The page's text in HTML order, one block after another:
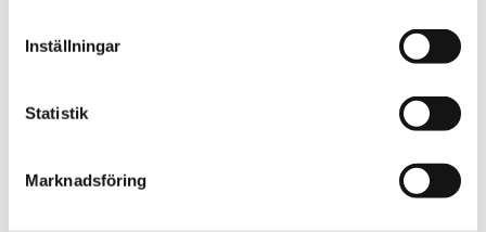
Inställningar
Statistik
Marknadsföring
effektkvalitet och den typiska användningen av de olika reaktiva
belastningarna, så är allt detta lätt att mäta och beräkna.
Kondensatorbatterier kostar en bråkdel av de besparingar de kan